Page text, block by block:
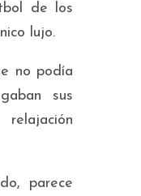
de los
lujo.
no podía
sus
parece